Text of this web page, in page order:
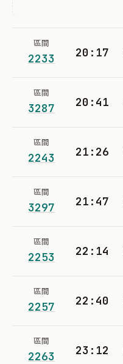
區間
2233 20:17
區間
3287 20:41
區間
2243 21:26
區間
3297 21:47
區間
2253 22:14
區間
2257 22:40
區間
2263 23:12